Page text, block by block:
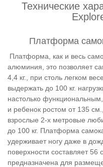
Технические
Платформа
Платформа, как и весь
алюминия, это позволяет
4,4 кг., при столь легком
выдержать до 100 кг.
настолько
и ребенок ростом от 135
взрослые 2-х метровые
до 100 кг. Платформа
удерживает ногу даже в
поверхности составляет 56
предназначена для